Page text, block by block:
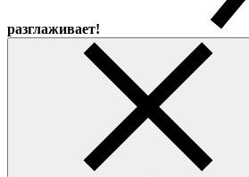
разглаживает!